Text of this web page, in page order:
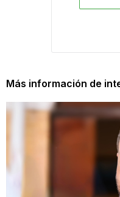
Más información de